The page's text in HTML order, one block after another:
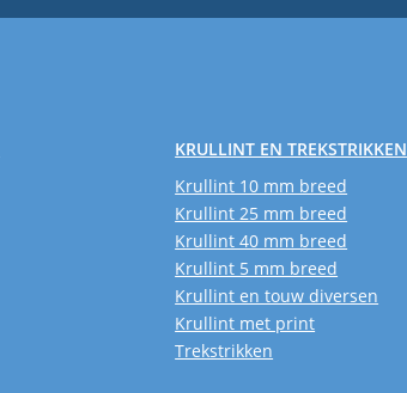
KRULLINT EN TREKSTRIKKEN
Krullint 10 mm breed
Krullint 25 mm breed
Krullint 40 mm breed
Krullint 5 mm breed
Krullint en touw diversen
Krullint met print
Trekstrikken